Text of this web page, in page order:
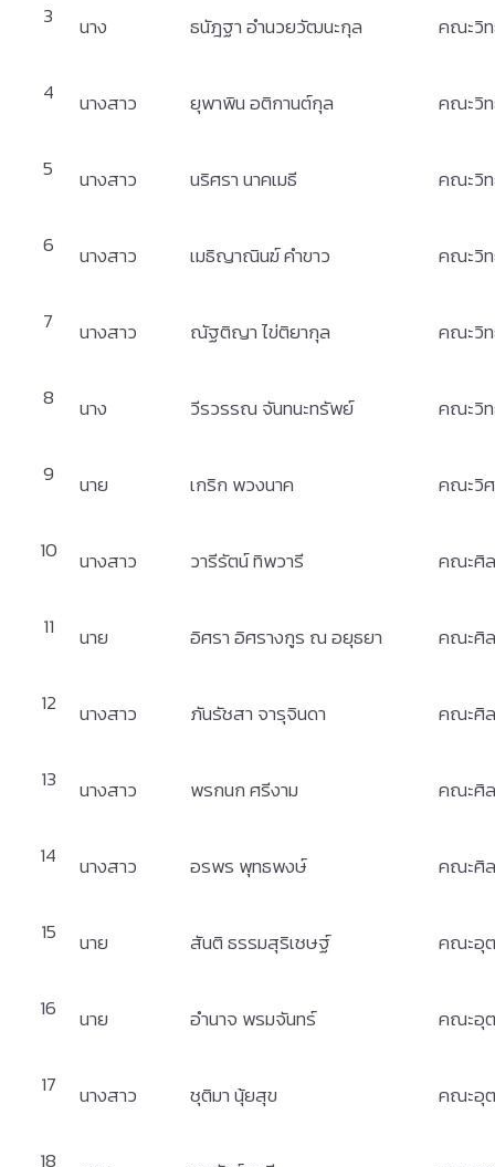
3 นาง ธนัฎฐา อำนวยวัฒนะกุล คณะวิท
4 นางสาว ยุพาพิน อติกานต์กุล คณะวิท
5 นางสาว นริศรา นาคเมธี คณะวิท
6 นางสาว เมธิญาณินฆ์ คำขาว คณะวิท
7 นางสาว ณัฐติญา ไข่ติยากุล คณะวิท
8 นาง วีรวรรณ จันทนะทรัพย์ คณะวิท
9 นาย เกริก พวงนาค คณะวิ
10 นางสาว วารีรัตน์ ทิพวารี คณะศิ
11 นาย อิศรา อิศรางกูร ณ อยุธยา คณะศิ
12 นางสาว ภันรัชสา จารุจินดา คณะศิ
13 นางสาว พรกนก ศรีงาม คณะศิ
14 นางสาว อรพร พุทธพงษ์ คณะศิ
15 นาย สันติ ธรรมสุริเชษฐ์ คณะอุ
16 นาย อำนาจ พรมจันทร์ คณะอุ
17 นางสาว ชุติมา นุ้ยสุข คณะอุ
18